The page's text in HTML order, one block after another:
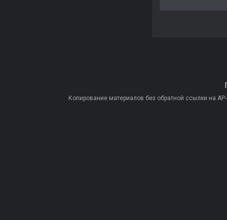
Копирование материалов без обратной ссылки на